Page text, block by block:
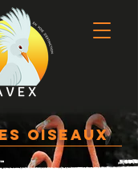
OISEAUX